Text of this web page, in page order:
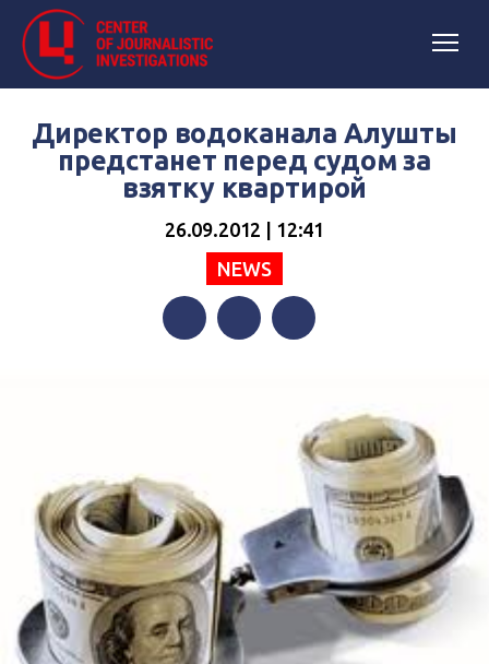
Директор водоканала Алушты
предстанет перед судом за
взятку квартирой
26.09.2012 | 12:41
NEWS